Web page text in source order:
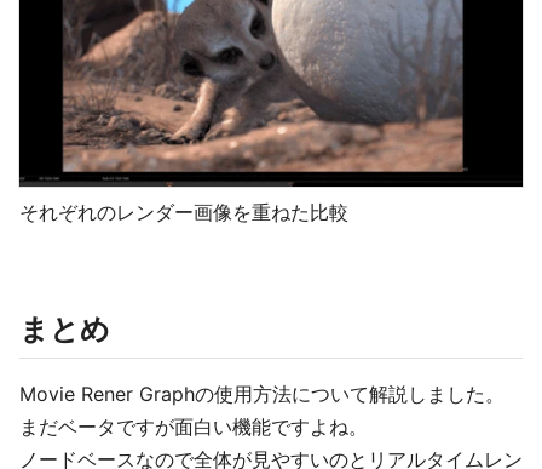
それぞれのレンダー画像を重ねた比較
まとめ
Movie Rener Graphの使用方法について解説しました。
まだベータですが面白い機能ですよね。
ノードベースなので全体が見やすいのとリアルタイムレン